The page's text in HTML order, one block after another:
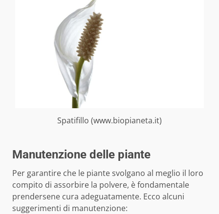
Spatifillo (www.biopianeta.it)
Manutenzione delle piante
Per garantire che le piante svolgano al meglio il loro
compito di assorbire la polvere, è fondamentale
prendersene cura adeguatamente. Ecco alcuni
suggerimenti di manutenzione: